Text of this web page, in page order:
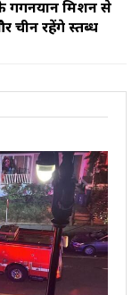
गगनयान मिशन से
चीन रहेंगे स्तब्ध